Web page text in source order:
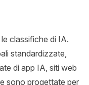
classifiche di IA.
standardizzate,
di app IA, siti web
sono progettate per